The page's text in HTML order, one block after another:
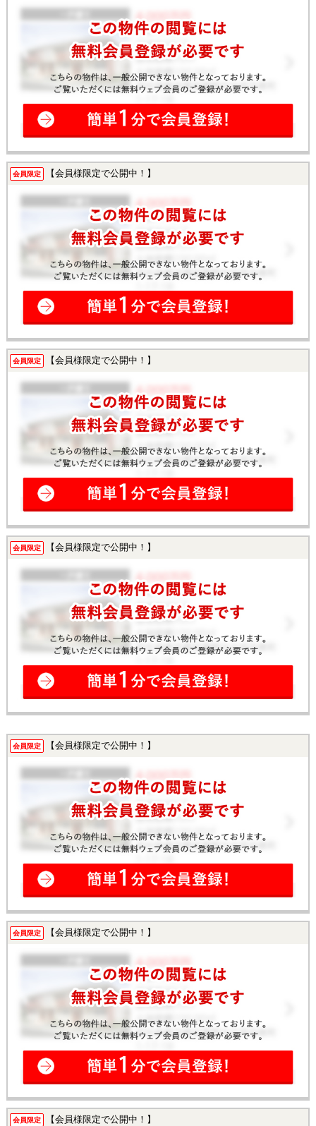
会員限定 【会員様限定で公開中！】
会員限定 【会員様限定で公開中！】
会員限定 【会員様限定で公開中！】
会員限定 【会員様限定で公開中！】
会員限定 【会員様限定で公開中！】
会員限定 【会員様限定で公開中！】